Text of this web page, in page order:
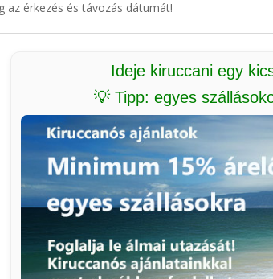
az érkezés és távozás dátumát!
Ideje kiruccani egy
💡 Tipp: egyes